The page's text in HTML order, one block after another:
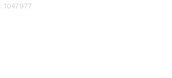
:1047977